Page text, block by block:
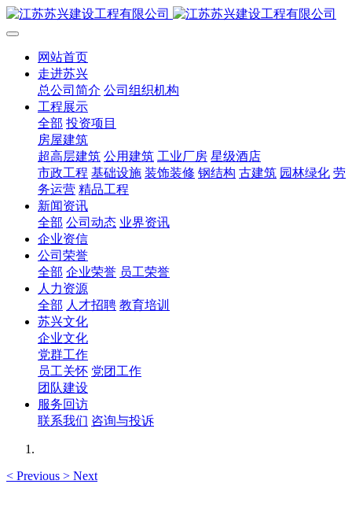
网站首页
走进苏兴
总公司简介 公司组织机构
工程展示
全部 投资项目
房屋建筑
超高层建筑 公用建筑 工业厂房 星级酒店
市政工程 基础设施 装饰装修 钢结构 古建筑 园林绿化 劳
务运营 精品工程
新闻资讯
全部 公司动态 业界资讯
企业资信
公司荣誉
全部 企业荣誉 员工荣誉
人力资源
全部 人才招聘 教育培训
苏兴文化
企业文化
党群工作
员工关怀 党团工作
团队建设
服务回访
联系我们 咨询与投诉
< Previous > Next